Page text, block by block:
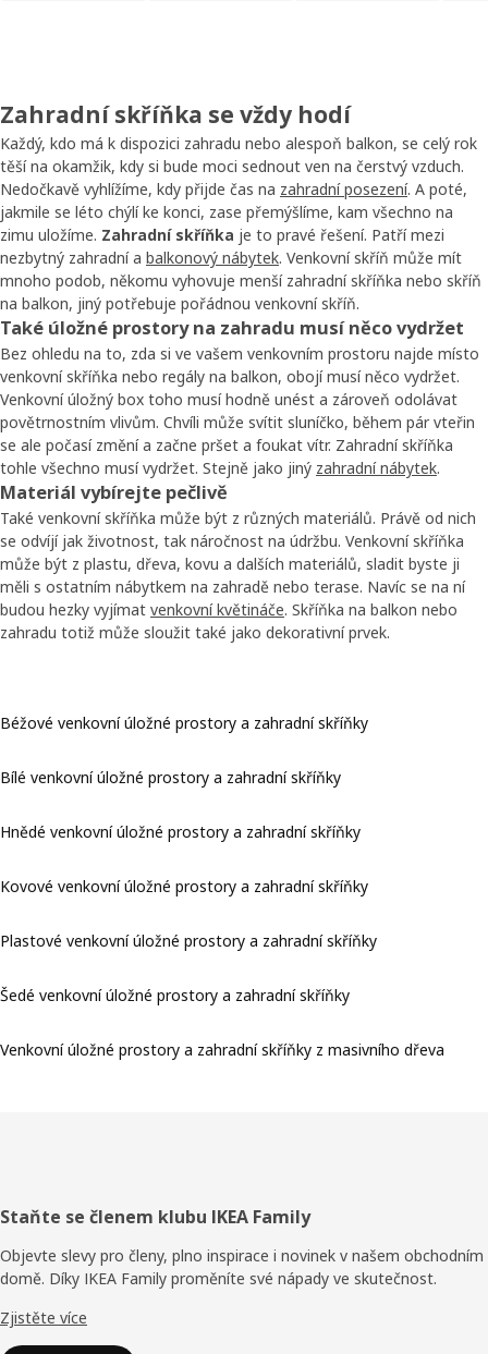
Zahradní skříňka se vždy hodí
Každý, kdo má k dispozici zahradu nebo alespoň balkon, se celý rok
těší na okamžik, kdy si bude moci sednout ven na čerstvý vzduch.
Nedočkavě vyhlížíme, kdy přijde čas na zahradní posezení. A poté,
jakmile se léto chýlí ke konci, zase přemýšlíme, kam všechno na
zimu uložíme. Zahradní skříňka je to pravé řešení. Patří mezi
nezbytný zahradní a balkonový nábytek. Venkovní skříň může mít
mnoho podob, někomu vyhovuje menší zahradní skříňka nebo skříň
na balkon, jiný potřebuje pořádnou venkovní skříň.
Také úložné prostory na zahradu musí něco vydržet
Bez ohledu na to, zda si ve vašem venkovním prostoru najde místo
venkovní skříňka nebo regály na balkon, obojí musí něco vydržet.
Venkovní úložný box toho musí hodně unést a zároveň odolávat
povětrnostním vlivům. Chvíli může svítit sluníčko, během pár vteřin
se ale počasí změní a začne pršet a foukat vítr. Zahradní skříňka
tohle všechno musí vydržet. Stejně jako jiný zahradní nábytek.
Materiál vybírejte pečlivě
Také venkovní skříňka může být z různých materiálů. Právě od nich
se odvíjí jak životnost, tak náročnost na údržbu. Venkovní skříňka
může být z plastu, dřeva, kovu a dalších materiálů, sladit byste ji
měli s ostatním nábytkem na zahradě nebo terase. Navíc se na ní
budou hezky vyjímat venkovní květináče. Skříňka na balkon nebo
zahradu totiž může sloužit také jako dekorativní prvek.
Béžové venkovní úložné prostory a zahradní skříňky
Bílé venkovní úložné prostory a zahradní skříňky
Hnědé venkovní úložné prostory a zahradní skříňky
Kovové venkovní úložné prostory a zahradní skříňky
Plastové venkovní úložné prostory a zahradní skříňky
Šedé venkovní úložné prostory a zahradní skříňky
Venkovní úložné prostory a zahradní skříňky z masivního dřeva
Zápatí
Staňte se členem klubu IKEA Family
Objevte slevy pro členy, plno inspirace i novinek v našem obchodním
domě. Díky IKEA Family proměníte své nápady ve skutečnost.
Zjistěte více